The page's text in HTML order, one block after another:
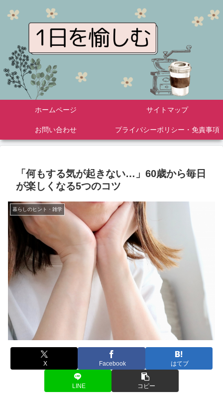
ホームページ サイトマップ
お問い合わせ プライバシーポリシー・免責事項
「何もする気が起きない…」60歳から毎日
が楽しくなる5つのコツ
暮らしのヒント・雑学
X Facebook はてブ
LINE コピー